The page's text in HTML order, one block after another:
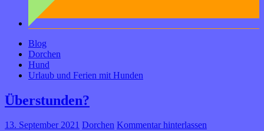
Blog
Dorchen
Hund
Urlaub und Ferien mit Hunden
Überstunden?
13. September 2021 Dorchen Kommentar hinterlassen